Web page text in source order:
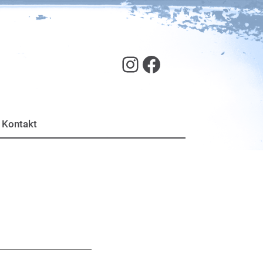
SJR Hof auf Instagram
Facebook
Kontakt